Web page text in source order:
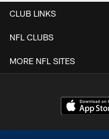
CLUB LINKS
NFL CLUBS
MORE NFL SITES